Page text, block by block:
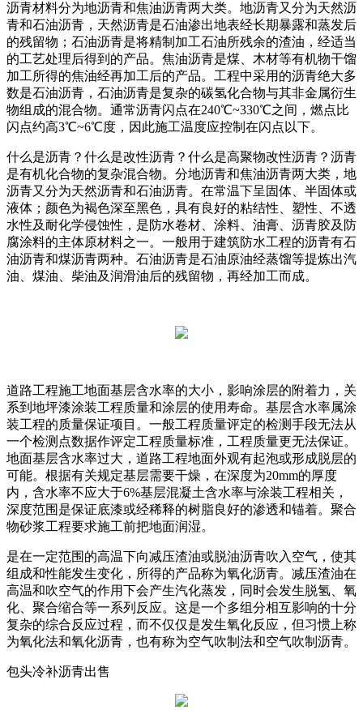
沥青材料分为地沥青和焦油沥青两大类。地沥青又分为天然沥
青和石油沥青，天然沥青是石油渗出地表经长期暴露和蒸发后
的残留物；石油沥青是将精制加工石油所残余的渣油，经适当
的工艺处理后得到的产品。焦油沥青是煤、木材等有机物干馏
加工所得的焦油经再加工后的产品。工程中采用的沥青绝大多
数是石油沥青，石油沥青是复杂的碳氢化合物与其非金属衍生
物组成的混合物。通常沥青闪点在240℃~330℃之间，燃点比
闪点约高3℃~6℃度，因此施工温度应控制在闪点以下。
什么是沥青？什么是改性沥青？什么是高聚物改性沥青？沥青
是有机化合物的复杂混合物。分地沥青和焦油沥青两大类，地
沥青又分为天然沥青和石油沥青。在常温下呈固体、半固体或
液体；颜色为褐色深至黑色，具有良好的粘结性、塑性、不透
水性及耐化学侵蚀性，是防水卷材、涂料、油膏、沥青胶及防
腐涂料的主体原材料之一。一般用于建筑防水工程的沥青有石
油沥青和煤沥青两种。石油沥青是石油原油经蒸馏等提炼出汽
油、煤油、柴油及润滑油后的残留物，再经加工而成。
道路工程施工地面基层含水率的大小，影响涂层的附着力，关
系到地坪漆涂装工程质量和涂层的使用寿命。基层含水率属涂
装工程的质量保证项目。一般工程质量评定的检测手段无法从
一个检测点数据作评定工程质量标准，工程质量更无法保证。
地面基层含水率过大，道路工程地面外观有起泡或形成脱层的
可能。根据有关规定基层需要干燥，在深度为20mm的厚度
内，含水率不应大于6%基层混凝土含水率与涂装工程相关，
深度范围是保证底漆或经稀释的树脂良好的渗透和锚着。聚合
物砂浆工程要求施工前把地面润湿。
是在一定范围的高温下向减压渣油或脱油沥青吹入空气，使其
组成和性能发生变化，所得的产品称为氧化沥青。减压渣油在
高温和吹空气的作用下会产生汽化蒸发，同时会发生脱氢、氧
化、聚合缩合等一系列反应。这是一个多组分相互影响的十分
复杂的综合反应过程，而不仅仅是发生氧化反应，但习惯上称
为氧化法和氧化沥青，也有称为空气吹制法和空气吹制沥青。
包头冷补沥青出售